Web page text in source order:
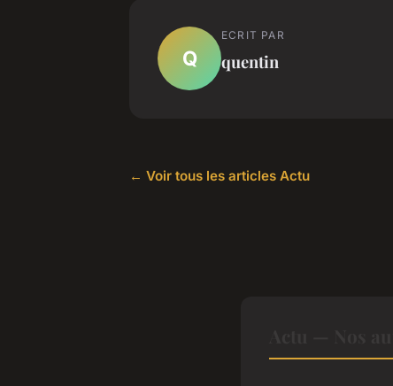
Q
ECRIT PAR
quentin
← Voir tous les articles Actu